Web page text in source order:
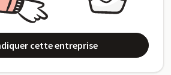
cette entreprise